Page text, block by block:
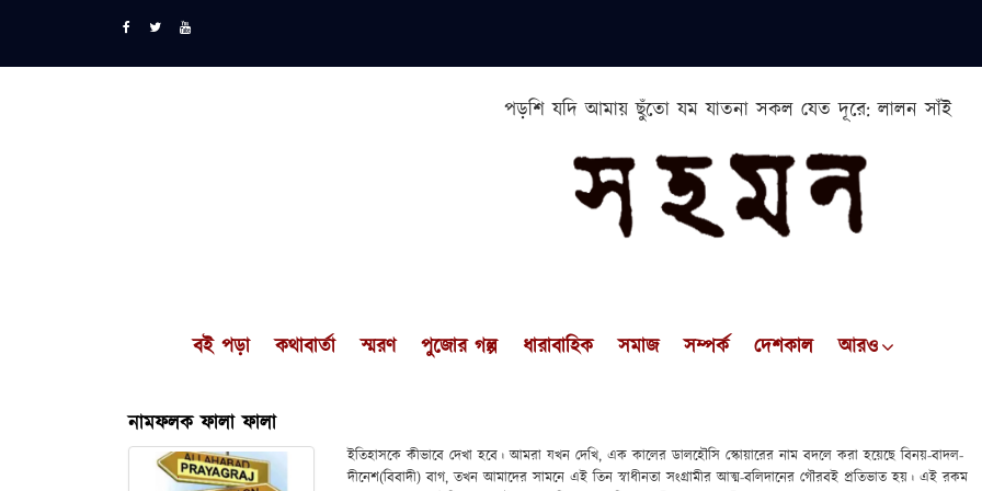
পড়শি যদি আমায় ছুঁতো যম যাতনা সকল যেত দূরে: লালন সাঁই
বই পড়া কথাবার্তা স্মরণ পুজোর গল্প ধারাবাহিক সমাজ সম্পর্ক দেশকাল আরও
নামফলক ফালা ফালা
ইতিহাসকে কীভাবে দেখা হবে। আমরা যখন দেখি, এক কালের ডালহৌসি স্কোয়ারের নাম বদলে করা হয়েছে বিনয়-বাদল-
দীনেশ(বিবাদী) বাগ, তখন আমাদের সামনে এই তিন স্বাধীনতা সংগ্রামীর আত্ম-বলিদানের গৌরবই প্রতিভাত হয়। এই রকম